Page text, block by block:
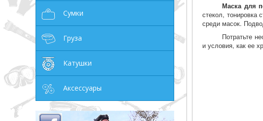
Сумки
Груза
Катушки
Аксессуары
Маска для
стекол, тонировка
среди масок.
Потратьте
и условия, как ее